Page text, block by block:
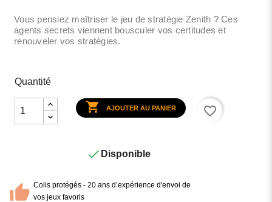
Vous pensiez maîtriser le jeu de stratégie Zenith ? Ces
agents secrets viennent bousculer vos certitudes et
renouveler vos stratégies.
Quantité
 AJOUTER AU PANIER favorite_border
 Disponible
Colis protégés - 20 ans d’expérience d'envoi de
vos jeux favoris